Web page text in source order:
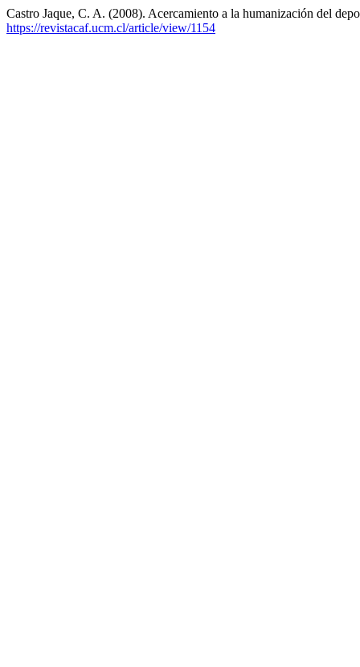
Castro Jaque, C. A. (2008). Acercamiento a la humanización del
https://revistacaf.ucm.cl/article/view/1154